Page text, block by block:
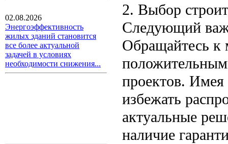
02.08.2026
Энергоэффективность
жилых зданий становится
все более актуальной
задачей в условиях
необходимости снижения...
2. Выбор
Следующий
Обращайтесь к
проектов.
избежать
актуальные
наличие